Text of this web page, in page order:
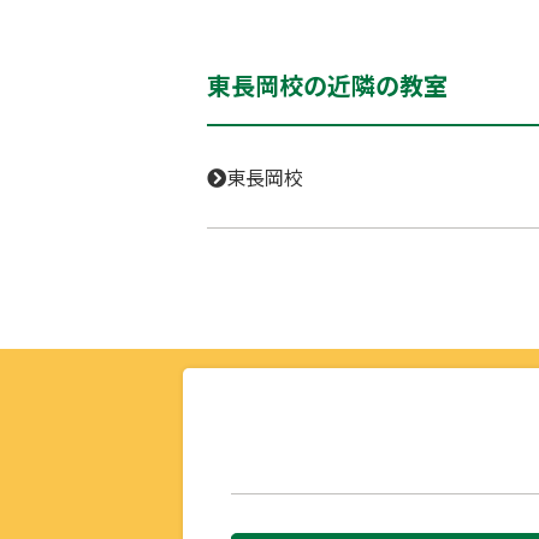
東長岡校の近隣の教室
東長岡校